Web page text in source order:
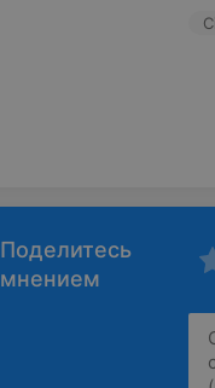
Поделитесь
мнением